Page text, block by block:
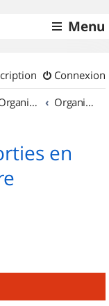
Menu
Connexion
Organisation de sorties & Recherche de partenaires Organisation de sorties en région Centre
en